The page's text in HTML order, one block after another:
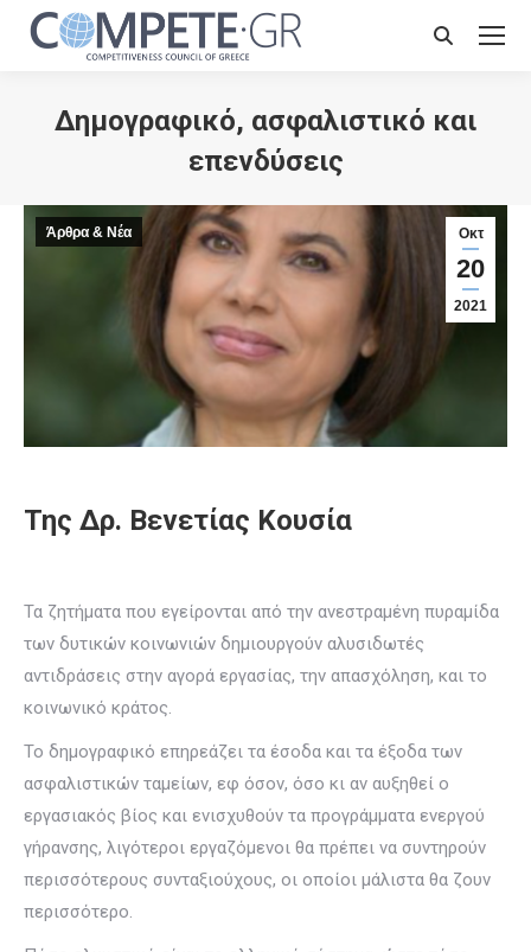
Search:
Δημογραφικό, ασφαλιστικό και
επενδύσεις
Οκτ
20
2021
Άρθρα & Νέα
Της Δρ. Βενετίας Κουσία
Τα ζητήματα που εγείρονται από την ανεστραμένη πυραμίδα
των δυτικών κοινωνιών δημιουργούν αλυσιδωτές
αντιδράσεις στην αγορά εργασίας, την απασχόληση, και το
κοινωνικό κράτος.
Το δημογραφικό επηρεάζει τα έσοδα και τα έξοδα των
ασφαλιστικών ταμείων, εφ όσον, όσο κι αν αυξηθεί ο
εργασιακός βίος και ενισχυθούν τα προγράμματα ενεργού
γήρανσης, λιγότεροι εργαζόμενοι θα πρέπει να συντηρούν
περισσότερους συνταξιούχους, οι οποίοι μάλιστα θα ζουν
περισσότερο.